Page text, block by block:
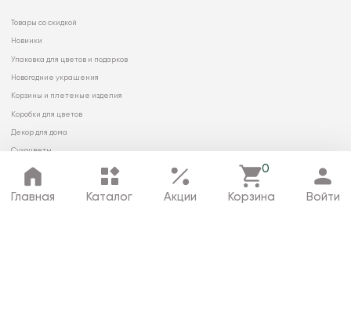
Главная Каталог Акции
0
Корзина Войти
Товары со скидкой
Новинки
Упаковка для цветов и подарков
Новогодние украшения
Корзины и плетеные изделия
Коробки для цветов
Декор для дома
Сухоцветы
© 2026 ООО «МИРРЭЙ»